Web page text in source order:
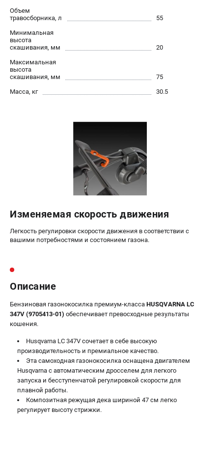
Ручные резчики
Алмазные диски
Бурильные установки
Виброплиты
Промышленные пылесосы
Швонарезчики
5 часто задаваемых вопросов при покупке бензопилы
Как подготовить топливную смесь?
Справочник по тримерным головкам и ножам
Глоссарий терминов
+7 (812) 748-27-58
вс - выходной
Объем
травосборника, л
55
Минимальная
высота
скашивания, мм
20
Максимальная
высота
скашивания, мм
75
Масса, кг
30.5
Изменяемая скорость движения
Легкость регулировки скорости движения в соответствии с
вашими потребностями и состоянием газона.
Описание
Бензиновая газонокосилка премиум-класса HUSQVARNA LC
347V (9705413-01) обеспечивает превосходные результаты
кошения.
Husqvarna LC 347V сочетает в себе высокую
производительность и премиальное качество.
Эта самоходная газонокосилка оснащена двигателем
Husqvarna с автоматическим дросселем для легкого
запуска и бесступенчатой регулировкой скорости для
плавной работы.
Композитная режущая дека шириной 47 см легко
регулирует высоту стрижки.